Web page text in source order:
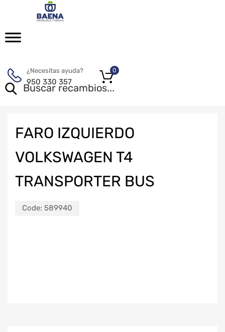
¿Necesitas ayuda?
950 330 357
0
FARO IZQUIERDO
VOLKSWAGEN T4
TRANSPORTER BUS
Code: 589940